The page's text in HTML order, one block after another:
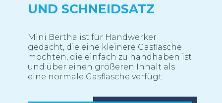
UND SCHNEIDSATZ
Mini Bertha ist für Handwerker
gedacht, die eine kleinere Gasflasche
möchten, die einfach zu handhaben ist
und über einen größeren Inhalt als
eine normale Gasflasche verfügt.